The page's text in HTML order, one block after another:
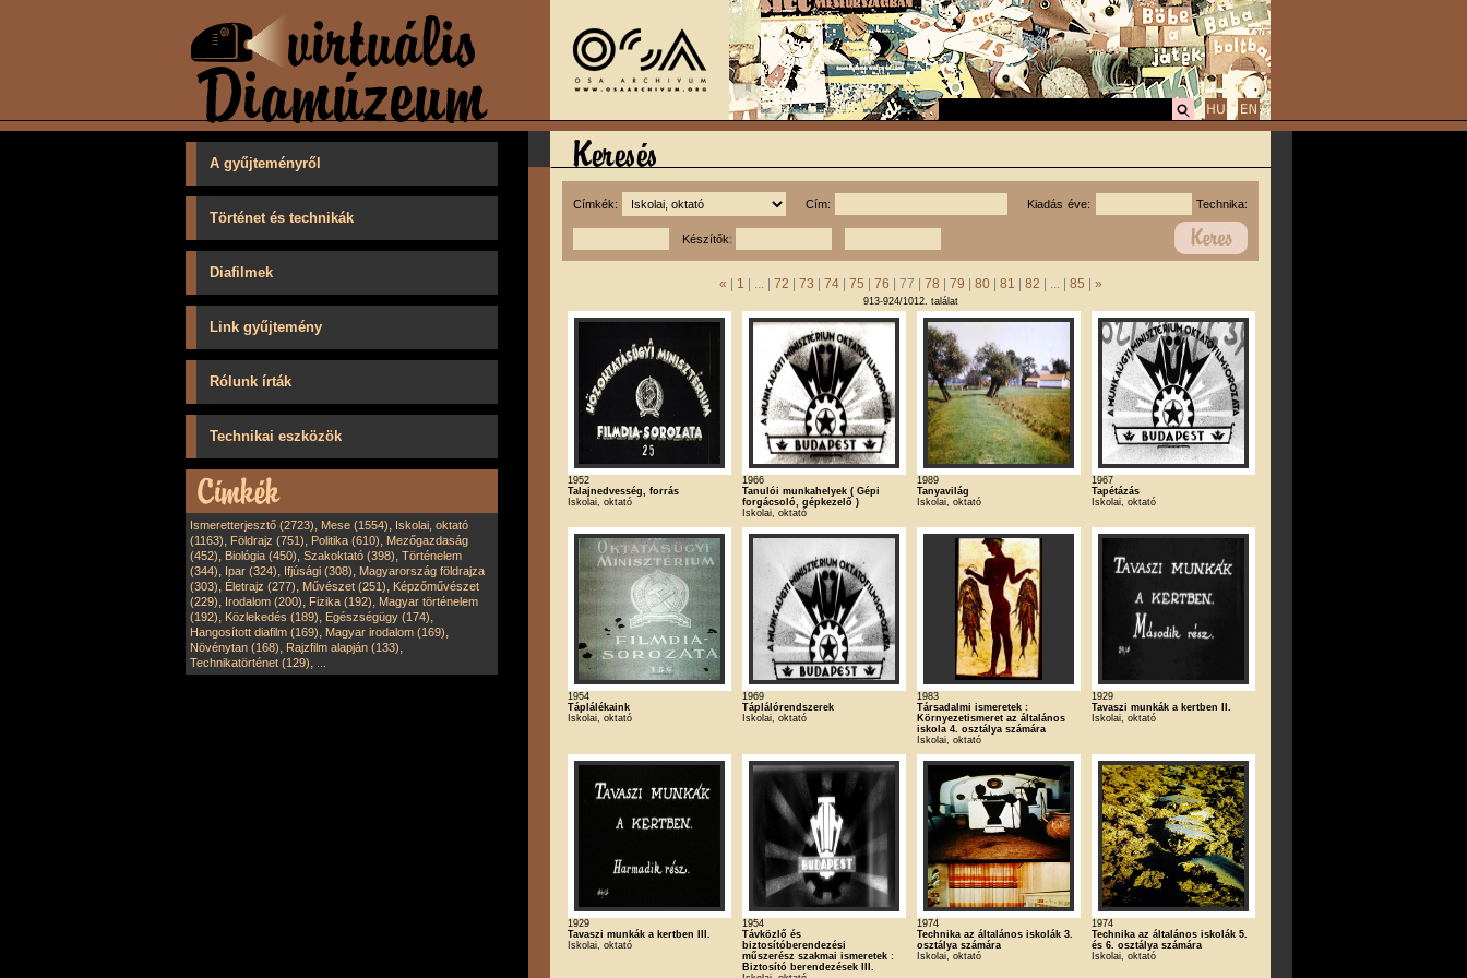
A gyűjteményről
Történet és technikák
Diafilmek
Link gyűjtemény
Rólunk írták
Technikai eszközök
Ismeretterjesztő (2723), Mese (1554), Iskolai, oktató
(1163), Földrajz (751), Politika (610), Mezőgazdaság
(452), Biológia (450), Szakoktató (398), Történelem
(344), Ipar (324), Ifjúsági (308), Magyarország földrajza
(303), Életrajz (277), Művészet (251), Képzőművészet
(229), Irodalom (200), Fizika (192), Magyar történelem
(192), Közlekedés (189), Egészségügy (174),
Hangosított diafilm (169), Magyar irodalom (169),
Növénytan (168), Rajzfilm alapján (133),
Technikatörténet (129),
Címkék: Cím: Kiadás éve: Technika:
Készítők:
« | 1 | ... | 72 | 73 | 74| 75 | 76 | 77 | 78 | 79 | 80| 81 | 82 | ... | 85 | »
913-924/1012. találat
1952
Talajnedvesség, forrás
Iskolai, oktató
1966
Tanulói munkahelyek ( Gépi
forgácsoló, gépkezelő )
Iskolai, oktató
1989
Tanyavilág
Iskolai, oktató
1967
Tapétázás
Iskolai, oktató
1954
Táplálékaink
Iskolai, oktató
1969
Táplálórendszerek
Iskolai, oktató
1983
Társadalmi ismeretek :
Környezetismeret az általános
iskola 4. osztálya számára
Iskolai, oktató
1929
Tavaszi munkák a kertben II.
Iskolai, oktató
1929
Tavaszi munkák a kertben III.
Iskolai, oktató
1954
Távközlő és
biztosítóberendezési
műszerész szakmai ismeretek :
Biztosító berendezések III.
1974
Technika az általános iskolák 3.
osztálya számára
Iskolai, oktató
1974
Technika az általános iskolák 5.
és 6. osztálya számára
Iskolai, oktató